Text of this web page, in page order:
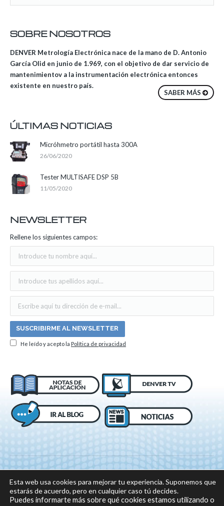
SOBRE NOSOTROS
DENVER Metrología Electrónica nace de la mano de D. Antonio
García Olid en junio de 1.969, con el objetivo de dar servicio de
mantenimientov a la instrumentación electrónica entonces
existente en nuestro país.
SABER MÁS
ÚLTIMAS NOTICIAS
Micróhmetro portátil hasta 300A
26/06/2020
Tester MULTISAFE DSP 5B
11/05/2020
NEWSLETTER
Rellene los siguientes campos:
He leído y acepto la Política de privacidad
Esta web usa cookies para mejorar tu experiencia. Suponemos que
estarás de acuerdo, pero en cualquier caso tú decides.
Puedes informarte más sobre qué cookies estamos utilizando o